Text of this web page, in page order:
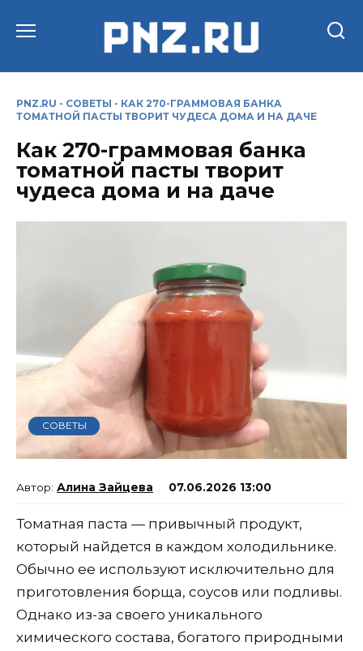
PNZ.RU - СОВЕТЫ - КАК 270-ГРАММОВАЯ БАНКА
ТОМАТНОЙ ПАСТЫ ТВОРИТ ЧУДЕСА ДОМА И НА ДАЧЕ
Как 270-граммовая банка
томатной пасты творит
чудеса дома и на даче
СОВЕТЫ
Алина Зайцева 07.06.2026 13:00
Томатная паста — привычный продукт,
который найдется в каждом холодильнике.
Обычно ее используют исключительно для
приготовления борща, соусов или подливы.
Однако из-за своего уникального
химического состава, богатого природными